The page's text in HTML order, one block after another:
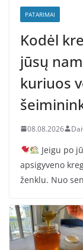
PATARIMAI
Kodėl
jūsų
kuriuos
08.08.2026
Jeigu po
apsigyveno
ženklu. Nuo